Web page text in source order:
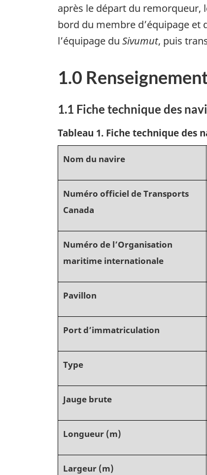
après le départ du remorqueur,
bord du membre d’équipage et
l’équipage du Sivumut, puis
1.0
1.1 Fiche technique des
Tableau 1. Fiche technique des
Nom du navire
Numéro officiel de Transports
Canada
Numéro de l’Organisation
maritime internationale
Pavillon
Port d’immatriculation
Type
Jauge brute
Longueur (m)
Largeur (m)